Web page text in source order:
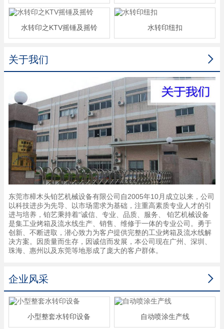
水转印之KTV摇锤及摇铃 水转印纽扣

关于我们
东莞市樟木头铂艺机械设备有限公司自2005年10月成立以来，公司
以科技进步为先导、以市场需求为基础，注重高素质专业人才的引
进与培养，铂艺秉持着“诚信、专业、品质、服务、 铂艺机械设备
是集工业烤箱及流水线生产、销售、维修于一体的专业公司。勇于
创新、不断进取，潜心致力为客户提供完整的工业烤箱及流水线解
决方案。因质量而生存，因诚信而发展，本公司现在广州、深圳、
珠海、惠州以及东莞等地形成了庞大的客户群体。

企业风采
小型整套水转印设备 自动喷涂生产线